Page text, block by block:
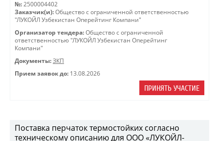
№: 2500004402
Заказчик(и): Общество с ограниченной ответственностью
"ЛУКОЙЛ Узбекистан Оперейтинг Компани"
Организатор тендера: Общество с ограниченной
ответственностью "ЛУКОЙЛ Узбекистан Оперейтинг
Компани"
Документы: ЗКП
Прием заявок до: 13.08.2026
ПРИНЯТЬ УЧАСТИЕ
Поставка перчаток термостойких согласно
техническому описанию для ООО «ЛУКОЙЛ-